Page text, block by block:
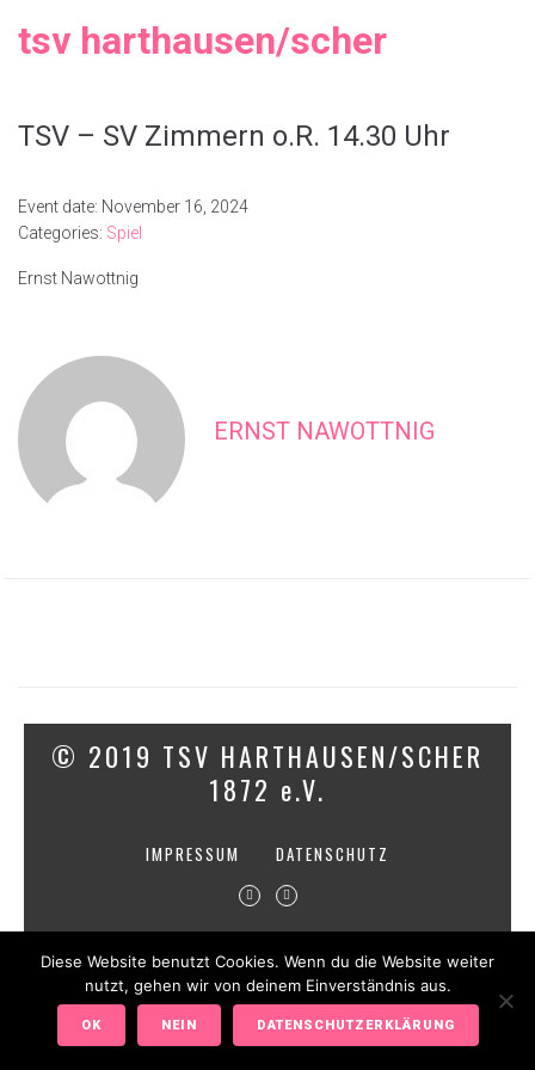
tsv harthausen/scher
TSV – SV Zimmern o.R. 14.30 Uhr
Event date: November 16, 2024
Categories: Spiel
Ernst Nawottnig
ERNST NAWOTTNIG
© 2019 TSV HARTHAUSEN/SCHER
1872 e.V.
IMPRESSUM DATENSCHUTZ
Diese Website benutzt Cookies. Wenn du die Website weiter
nutzt, gehen wir von deinem Einverständnis aus.
OK NEIN DATENSCHUTZERKLÄRUNG